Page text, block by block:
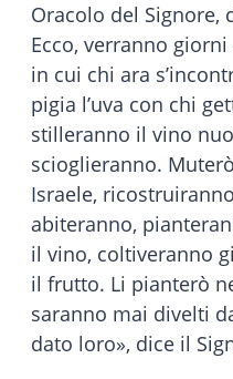
Oracolo del Signore,
Ecco, verranno
in cui chi ara
pigia l’uva con chi
stilleranno il vino
scioglieranno.
Israele,
abiteranno,
il vino, coltiveranno
il frutto. Li pianterò
saranno mai divelti
dato loro», dice il